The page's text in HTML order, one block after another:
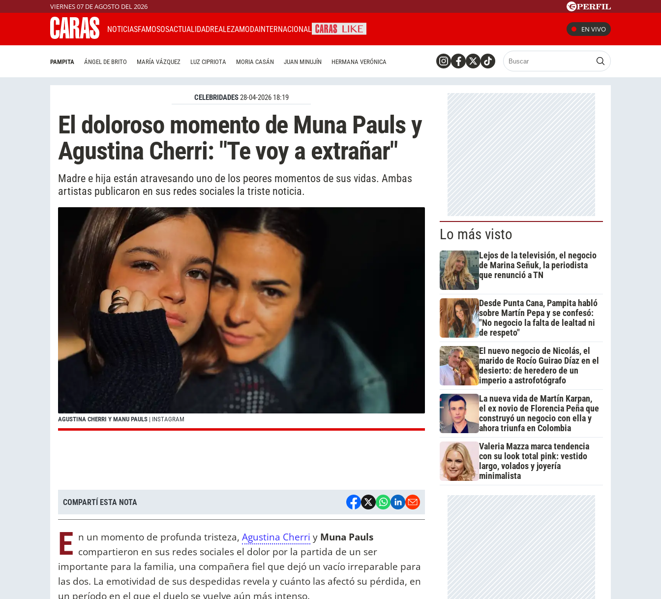
VIERNES 07 DE AGOSTO DEL 2026
NOTICIASFAMOSOSACTUALIDADREALEZAMODAINTERNACIONAL EN VIVO
PAMPITA ÁNGEL DE BRITO MARÍA VÁZQUEZ LUZ CIPRIOTA MORIA CASÁN JUAN MINUJÍN HERMANA VERÓNICA
CELEBRIDADES28-04-2026 18:19
El doloroso momento de Muna Pauls y
Agustina Cherri: "Te voy a extrañar"
Madre e hija están atravesando uno de los peores momentos de sus vidas. Ambas
artistas publicaron en sus redes sociales la triste noticia.
AGUSTINA CHERRI Y MANU PAULS | INSTAGRAM
COMPARTÍ ESTA NOTA
E n un momento de profunda tristeza, Agustina Cherri y Muna Pauls
compartieron en sus redes sociales el dolor por la partida de un ser
importante para la familia, una compañera fiel que dejó un vacío irreparable para
las dos. La emotividad de sus despedidas revela y cuánto las afectó su pérdida, en
un período en el que el duelo se vuelve aún más intenso.
Lo más visto
Lejos de la televisión, el negocio
de Marina Señuk, la periodista
que renunció a TN
Desde Punta Cana, Pampita habló
sobre Martín Pepa y se confesó:
"No negocio la falta de lealtad ni
de respeto"
El nuevo negocio de Nicolás, el
marido de Rocío Guirao Díaz en el
desierto: de heredero de un
imperio a astrofotógrafo
La nueva vida de Martín Karpan,
el ex novio de Florencia Peña que
construyó un negocio con ella y
ahora triunfa en Colombia
Valeria Mazza marca tendencia
con su look total pink: vestido
largo, volados y joyería
minimalista